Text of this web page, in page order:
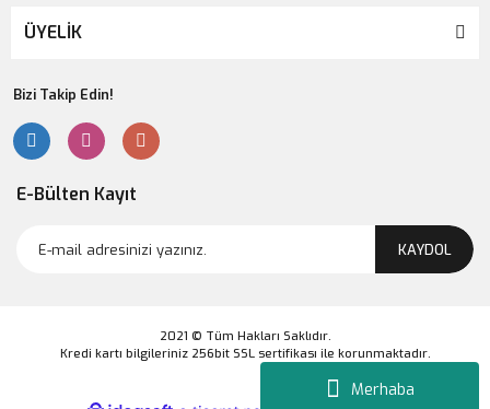
Merhaba
ÜYELİK
Bizi Takip Edin!
E-Bülten Kayıt
KAYDOL
2021 © Tüm Hakları Saklıdır.
Kredi kartı bilgileriniz 256bit SSL sertifikası ile korunmaktadır.